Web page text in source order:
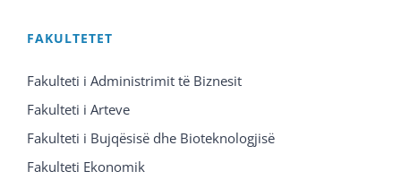
FAKULTETET
Fakulteti i Administrimit të Biznesit
Fakulteti i Arteve
Fakulteti i Bujqësisë dhe Bioteknologjisë
Fakulteti Ekonomik